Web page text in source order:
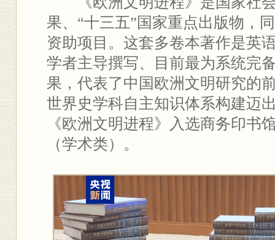
果、“十三五”国家重点出版物，
资助项目。这套多卷本著作是英
学者主导撰写、目前最为系统完
果，代表了中国欧洲文明研究的
世界史学科自主知识体系构建迈
《欧洲文明进程》入选商务印书
（学术类）。